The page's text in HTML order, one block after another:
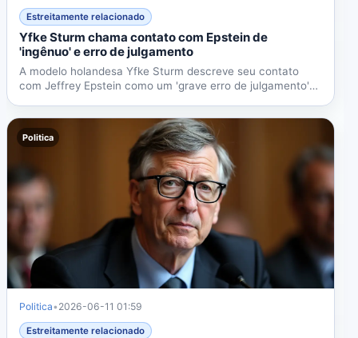
Estreitamente relacionado
Yfke Sturm chama contato com Epstein de
'ingênuo' e erro de julgamento
A modelo holandesa Yfke Sturm descreve seu contato
com Jeffrey Epstein como um 'grave erro de julgamento'
Politica
Politica• 2026-06-11 01:59
Estreitamente relacionado